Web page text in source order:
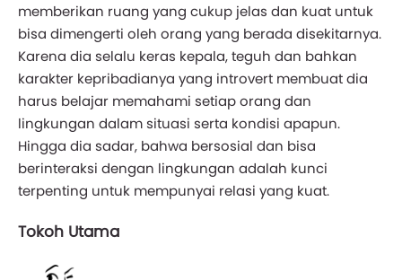
memberikan ruang yang cukup jelas dan kuat untuk
bisa dimengerti oleh orang yang berada disekitarnya.
Karena dia selalu keras kepala, teguh dan bahkan
karakter kepribadianya yang introvert membuat dia
harus belajar memahami setiap orang dan
lingkungan dalam situasi serta kondisi apapun.
Hingga dia sadar, bahwa bersosial dan bisa
berinteraksi dengan lingkungan adalah kunci
terpenting untuk mempunyai relasi yang kuat.
Tokoh Utama